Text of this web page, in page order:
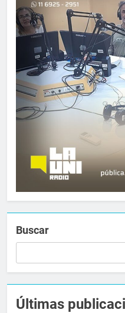
Buscar
Últimas